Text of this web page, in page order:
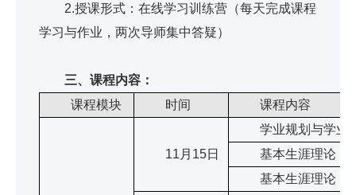
2.授课形式：在线学习训练营（每天完成课程
学习与作业，两次导师集中答疑）
三、课程内容：
课程模块
时间 课程内容
11月15日
学业规划与学业
基本生涯理论（
基本生涯理论（